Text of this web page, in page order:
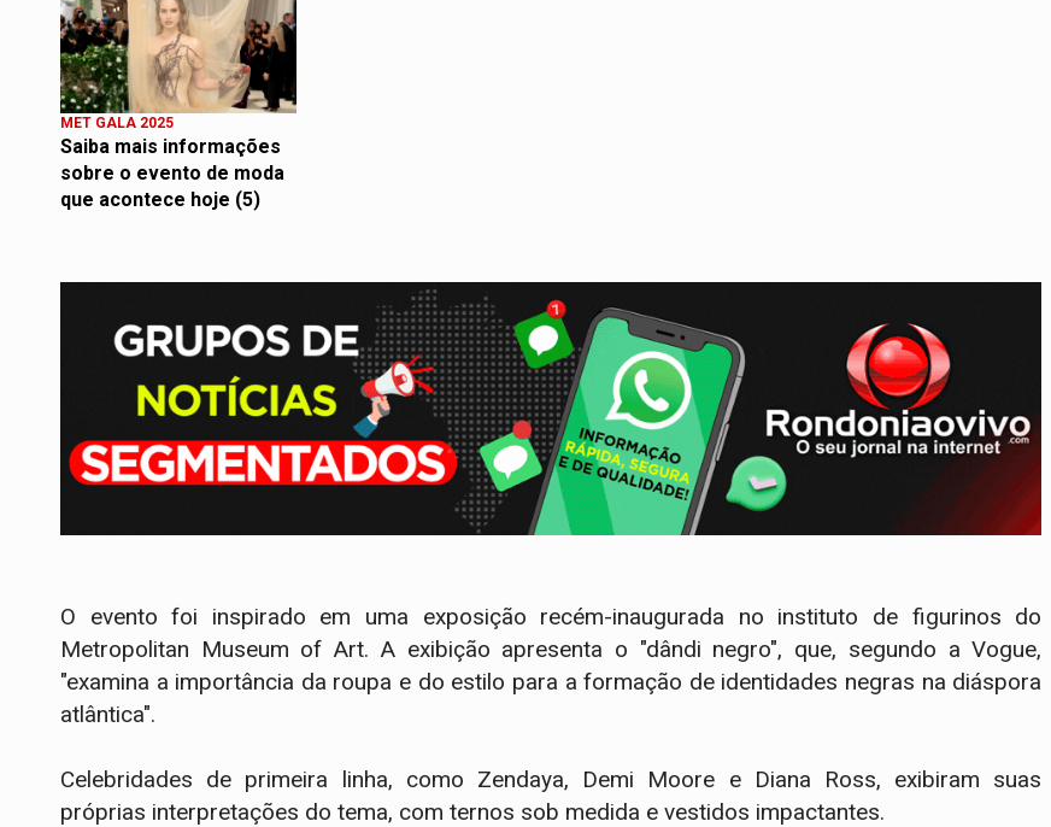
MET GALA 2025
Saiba mais informações
sobre o evento de moda
que acontece hoje (5)
O evento foi inspirado em uma exposição recém-inaugurada no instituto de figurinos do
Metropolitan Museum of Art. A exibição apresenta o "dândi negro", que, segundo a Vogue,
"examina a importância da roupa e do estilo para a formação de identidades negras na diáspora
atlântica".
Celebridades de primeira linha, como Zendaya, Demi Moore e Diana Ross, exibiram suas
próprias interpretações do tema, com ternos sob medida e vestidos impactantes.